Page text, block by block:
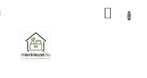
KOSÁR